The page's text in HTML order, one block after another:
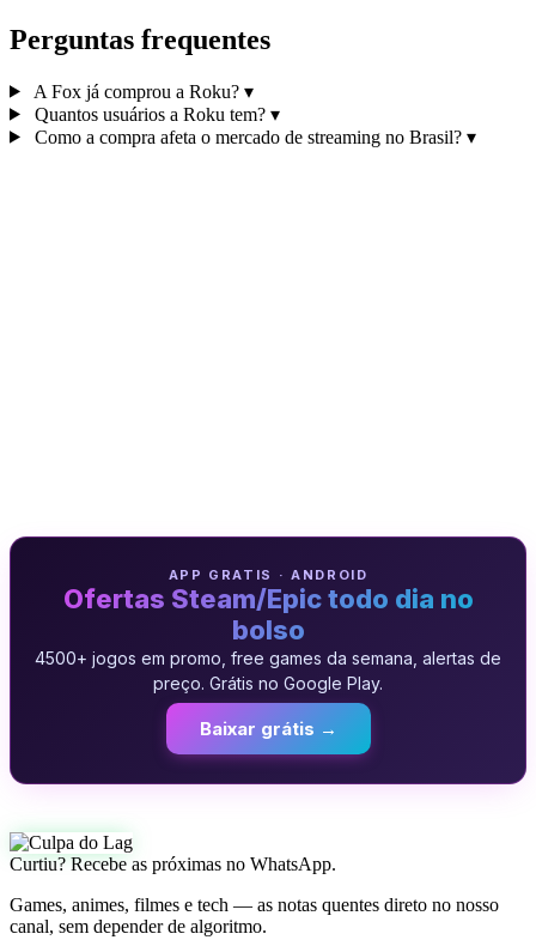
Perguntas frequentes
A Fox já comprou a Roku? ▾
Quantos usuários a Roku tem? ▾
Como a compra afeta o mercado de streaming no Brasil? ▾
APP GRATIS · ANDROID
Ofertas Steam/Epic todo dia no
bolso
4500+ jogos em promo, free games da semana, alertas de
preço. Grátis no Google Play.
Baixar grátis →
Curtiu? Recebe as próximas no WhatsApp.
Games, animes, filmes e tech — as notas quentes direto no nosso
canal, sem depender de algoritmo.